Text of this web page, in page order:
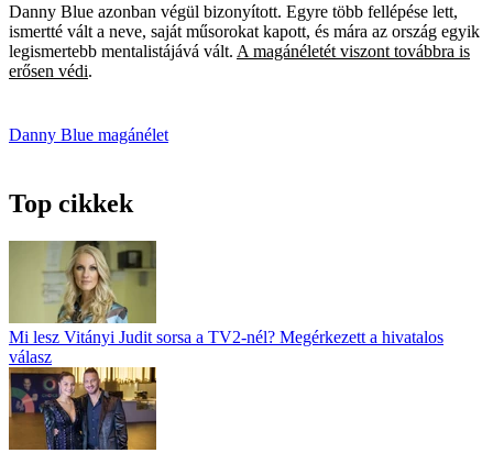
Danny Blue azonban végül bizonyított. Egyre több fellépése lett,
ismertté vált a neve, saját műsorokat kapott, és mára az ország egyik
legismertebb mentalistájává vált. A magánéletét viszont továbbra is
erősen védi.
Danny Blue magánélet
Top cikkek
Mi lesz Vitányi Judit sorsa a TV2-nél? Megérkezett a hivatalos
válasz